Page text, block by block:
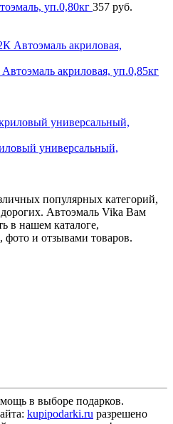
уп.0,80кг 357 руб.
акриловая, уп.0,85кг
универсальный,
популярных категорий,
Автоэмаль Vika Вам
в нашем каталоге,
и отзывами товаров.
в выборе подарков.
kupipodarki.ru разрешено